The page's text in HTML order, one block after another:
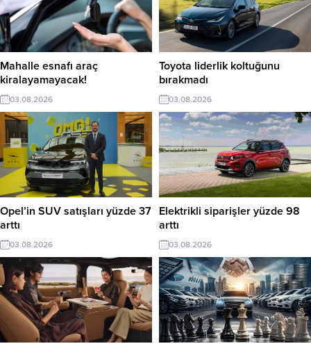
Mahalle esnafı araç
kiralayamayacak!
03.08.2026
Toyota liderlik koltuğunu
bırakmadı
03.08.2026
Opel’in SUV satışları yüzde 37
arttı
03.08.2026
Elektrikli siparişler yüzde 98
arttı
03.08.2026